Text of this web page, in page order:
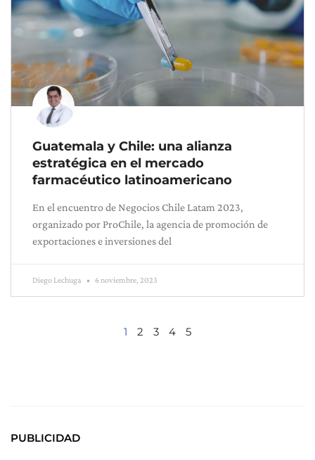
Guatemala y Chile: una alianza
estratégica en el mercado
farmacéutico latinoamericano
En el encuentro de Negocios Chile Latam 2023,
organizado por ProChile, la agencia de promoción de
exportaciones e inversiones del
Diego Lechuga 6 noviembre, 2023
1 2 3 4 5
PUBLICIDAD